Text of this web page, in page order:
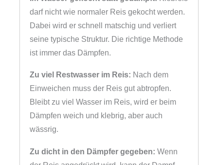
darf nicht wie normaler Reis gekocht werden.
Dabei wird er schnell matschig und verliert
seine typische Struktur. Die richtige Methode
ist immer das Dämpfen.
Zu viel Restwasser im Reis: Nach dem
Einweichen muss der Reis gut abtropfen.
Bleibt zu viel Wasser im Reis, wird er beim
Dämpfen weich und klebrig, aber auch
wässrig.
Zu dicht in den Dämpfer gegeben: Wenn